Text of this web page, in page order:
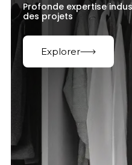
Profonde expertise
des projets
Explorer